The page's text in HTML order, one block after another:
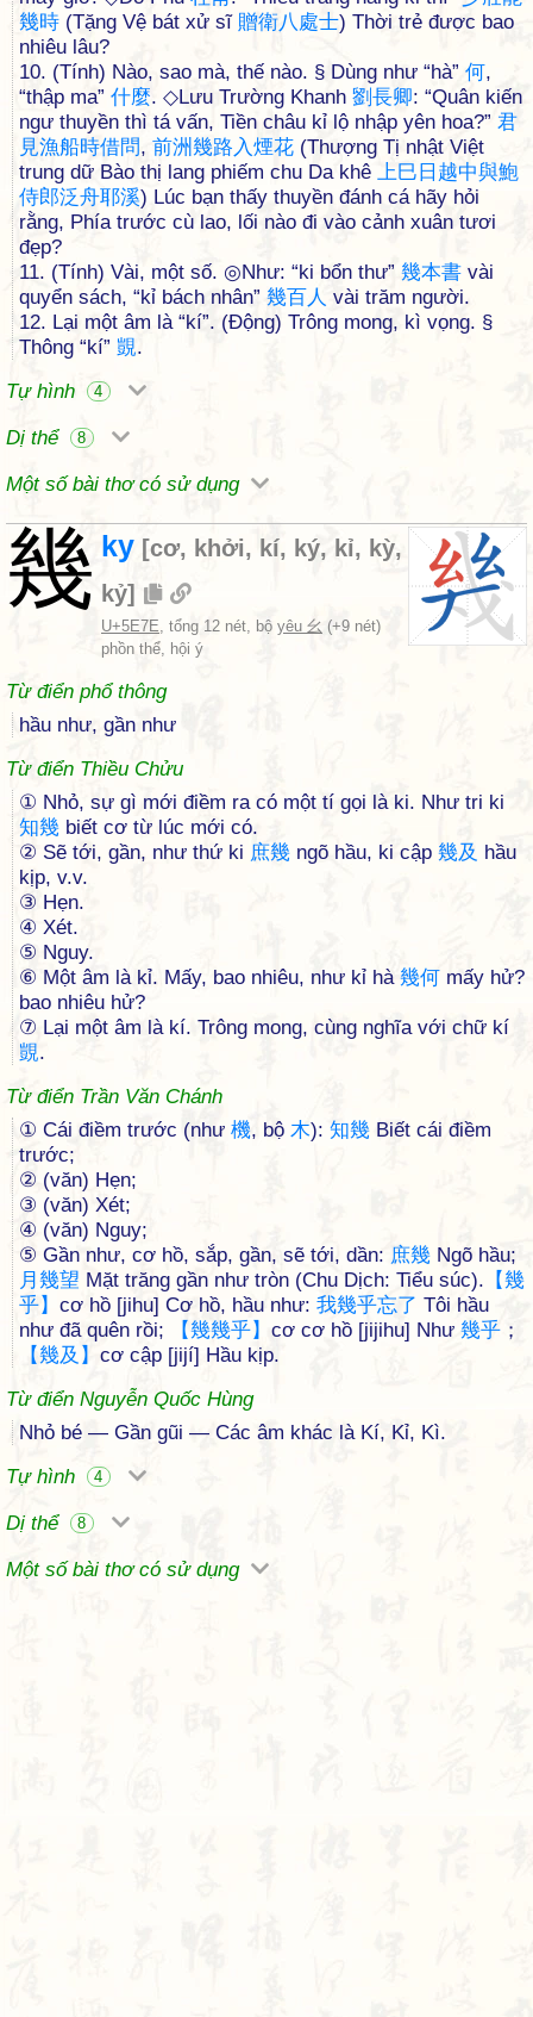
幾時 (Tặng Vệ bát xử sĩ 贈衛八處士) Thời trẻ được bao
nhiêu lâu?
10. (Tính) Nào, sao mà, thế nào. § Dùng như “hà” 何,
“thập ma” 什麼. ◇Lưu Trường Khanh 劉長卿: “Quân kiến
ngư thuyền thì tá vấn, Tiền châu kỉ lộ nhập yên hoa?” 君
見漁船時借問, 前洲幾路入煙花 (Thượng Tị nhật Việt
trung dữ Bào thị lang phiếm chu Da khê 上巳 日 越中與鮑
侍郎泛舟耶溪) Lúc bạn thấy thuyền đánh cá hãy hỏi
rằng, Phía trước cù lao, lối nào đi vào cảnh xuân tươi
đẹp?
11. (Tính) Vài, một số. ◎Như: “ki bổn thư” 幾本書 vài
quyển sách, “kỉ bách nhân” 幾百人 vài trăm người.
12. Lại một âm là “kí”. (Động) Trông mong, kì vọng. §
Thông “kí” 覬.
Tự hình
4
Dị thể 8
Một số bài thơ có sử dụng
幾 ky [cơ, khởi, kí, ký, kỉ, kỳ,
kỷ]
U+5E7E, tổng 12 nét, bộ yêu 幺 (+9 nét)
phồn thể, hội ý
Từ điển phổ thông
hầu như, gần như
Từ điển Thiều Chửu
① Nhỏ, sự gì mới điềm ra có một tí gọi là ki. Như tri ki
知幾 biết cơ từ lúc mới có.
② Sẽ tới, gần, như thứ ki 庶幾 ngõ hầu, ki cập 幾及 hầu
kịp, v.v.
③ Hẹn.
④ Xét.
⑤ Nguy.
⑥ Một âm là kỉ. Mấy, bao nhiêu, như kỉ hà 幾何 mấy hử?
bao nhiêu hử?
⑦ Lại một âm là kí. Trông mong, cùng nghĩa với chữ kí
覬.
Từ điển Trần Văn Chánh
① Cái điềm trước (như 機, bộ 木): 知幾 Biết cái điềm
trước;
② (văn) Hẹn;
③ (văn) Xét;
④ (văn) Nguy;
⑤ Gần như, cơ hồ, sắp, gần, sẽ tới, dần: 庶幾 Ngõ hầu;
月 幾望 Mặt trăng gần như tròn (Chu Dịch: Tiểu súc). 【幾
乎】 cơ hồ [jihu] Cơ hồ, hầu như: 我幾乎忘了 Tôi hầu
như đã quên rồi;
【幾幾乎】 cơ cơ hồ [jijihu] Như 幾乎 ；
【幾及 】 cơ cập [jijí] Hầu kịp.
Từ điển Nguyễn Quốc Hùng
Nhỏ bé — Gần gũi — Các âm khác là Kí, Kỉ, Kì.
Tự hình
4
Dị thể 8
Một số bài thơ có sử dụng